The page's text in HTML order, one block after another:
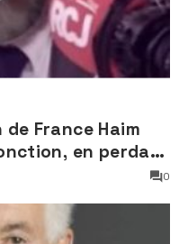
France Haim
en perdant
0